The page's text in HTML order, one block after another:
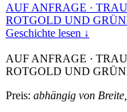
AUF ANFRAGE ·
ROTGOLD UND
Geschichte lesen ↓
AUF ANFRAGE ·
ROTGOLD UND
Preis: abhängig von